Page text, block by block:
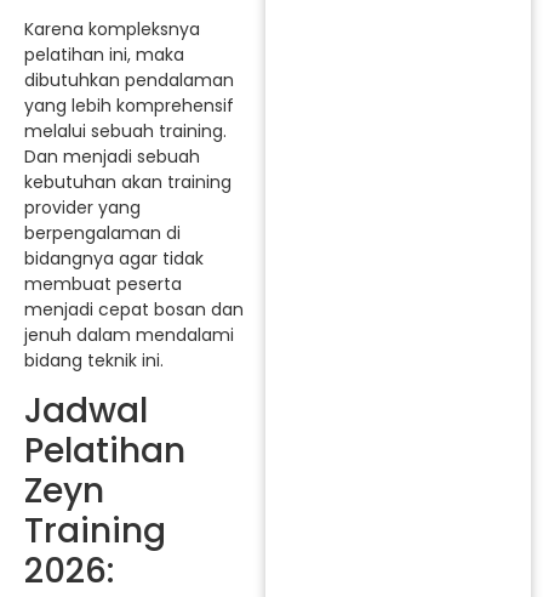
Karena kompleksnya
pelatihan ini, maka
dibutuhkan pendalaman
yang lebih komprehensif
melalui sebuah training.
Dan menjadi sebuah
kebutuhan akan training
provider yang
berpengalaman di
bidangnya agar tidak
membuat peserta
menjadi cepat bosan dan
jenuh dalam mendalami
bidang teknik ini.
Jadwal
Pelatihan
Zeyn
Training
2026: